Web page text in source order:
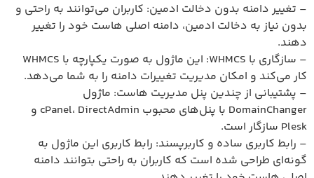
– تغییر دامنه بدون دخالت ادمین: کاربران می‌توانند به راحتی و
بدون نیاز به دخالت ادمین، دامنه اصلی هاست خود را تغییر
دهند.
– سازگاری با WHMCS: این ماژول به صورت یکپارچه با WHMCS
کار می‌کند و امکان مدیریت تغییرات دامنه را به شما می‌دهد.
– پشتیبانی از چندین پنل مدیریت هاست: ماژول
DomainChanger با پنل‌های محبوب cPanel، DirectAdmin و
Plesk سازگار است.
– رابط کاربری ساده و کاربرپسند: رابط کاربری این ماژول به
گونه‌ای طراحی شده است که کاربران به راحتی بتوانند دامنه